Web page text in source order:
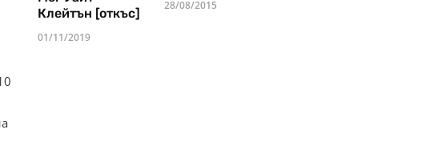
Клейтън [откъс]
01/11/2019
28/08/2015